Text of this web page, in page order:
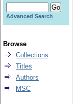
Advanced Search
Browse
Collections
Titles
Authors
MSC